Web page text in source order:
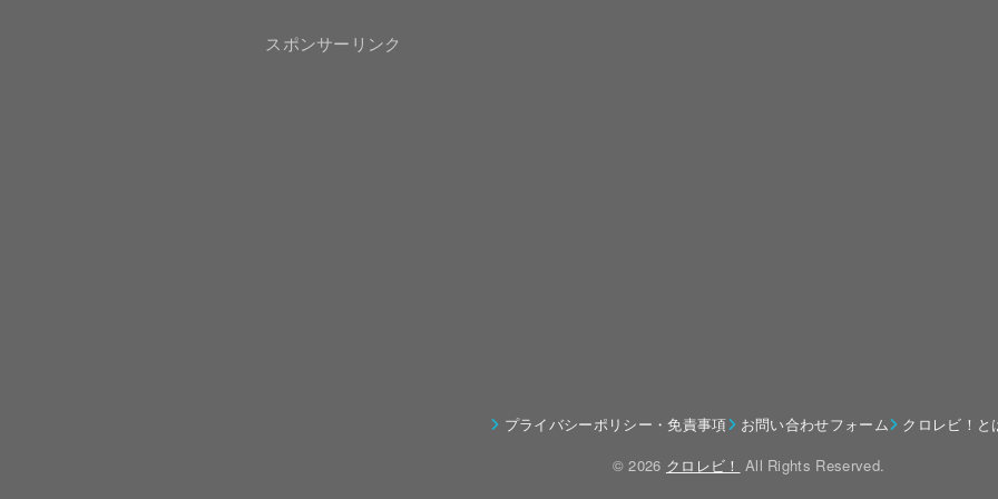
スポンサーリンク
プライバシーポリシー・免責事項 お問い合わせフォーム
クロレビ！と
© 2026 クロレビ！ All Rights Reserved.